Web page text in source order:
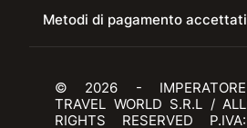
Metodi di pagamento accettati
© 2026 - IMPERATORE
TRAVEL WORLD S.R.L / ALL
RIGHTS RESERVED P.IVA: